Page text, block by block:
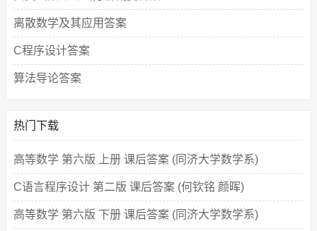
离散数学及其应用答案
C程序设计答案
算法导论答案
热门下载
高等数学 第六版 上册 课后答案 (同济大学数学系)
C语言程序设计 第二版 课后答案 (何钦铭 颜晖)
高等数学 第六版 下册 课后答案 (同济大学数学系)